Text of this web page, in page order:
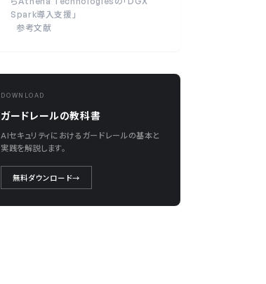
Spark導入支援」
参考文献
DOWNLOAD
ガードレールの教科書
AIセキュリティにおけるガードレールの基本と
実践を解説します。
無料ダウンロード→